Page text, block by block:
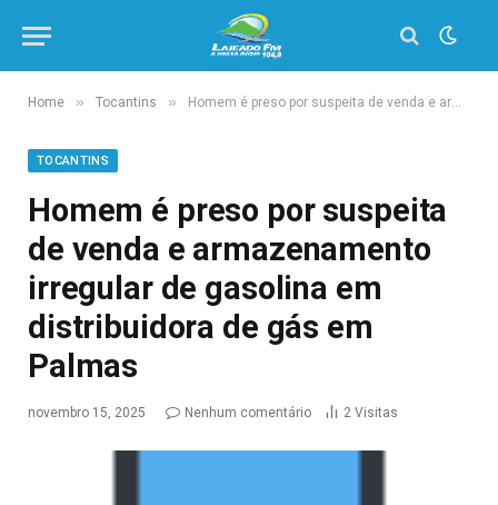
Home » Tocantins » Homem é preso por suspeita de venda e armazenamento irregular de gasolina em distribuidora de gás em Palmas
TOCANTINS
Homem é preso por suspeita
de venda e armazenamento
irregular de gasolina em
distribuidora de gás em
Palmas
novembro 15, 2025 Nenhum comentário 2 Visitas